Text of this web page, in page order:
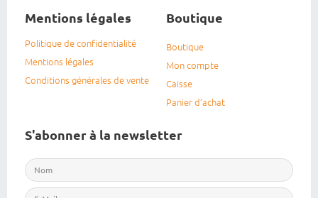
Mentions légales
Politique de confidentialité
Mentions légales
Conditions générales de vente
Boutique
Boutique
Mon compte
Caisse
Panier d’achat
S'abonner à la newsletter